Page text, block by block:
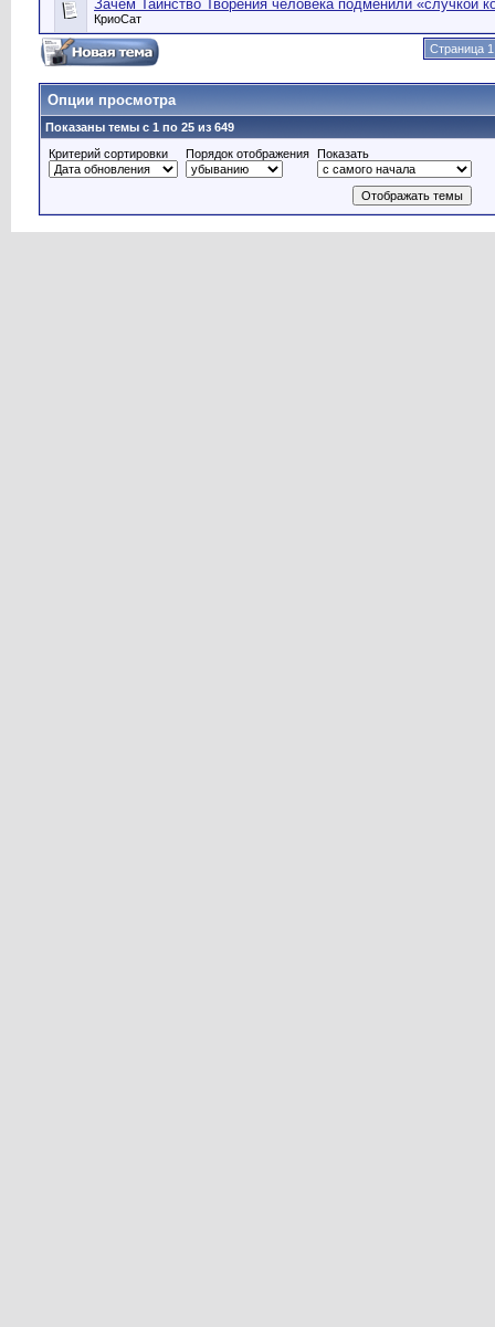
Зачем Таинство Творения человека подменили «случкой
КриоСат
Страница
Опции просмотра
Показаны темы с 1 по 25 из 649
Критерий сортировки
Порядок отображения Показать